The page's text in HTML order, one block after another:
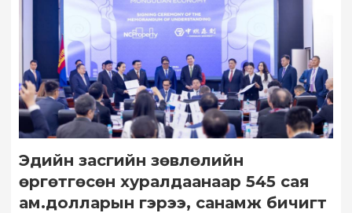
Эдийн засгийн зөвлөлийн
өргөтгөсөн хуралдаанаар 545 сая
ам.долларын гэрээ, санамж бичигт